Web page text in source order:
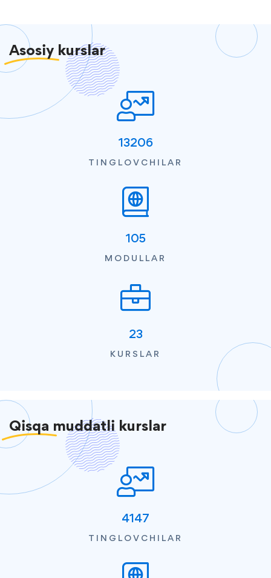
Asosiy kurslar
13206
TINGLOVCHILAR
105
MODULLAR
23
KURSLAR
Qisqa muddatli kurslar
4147
TINGLOVCHILAR